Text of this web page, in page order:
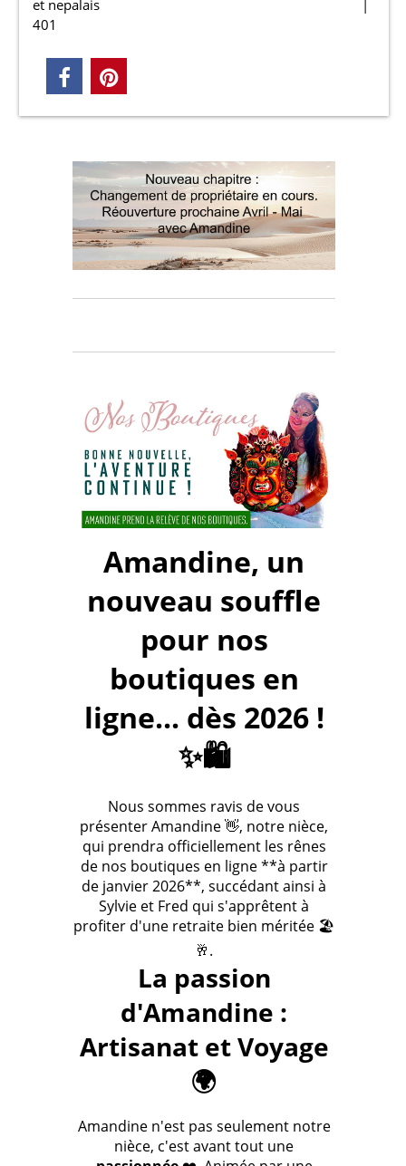
et nepalais
401
Amandine, un
nouveau souffle
pour nos
boutiques en
ligne... dès 2026 !
✨🛍️
Nous sommes ravis de vous
présenter Amandine 👋, notre nièce,
qui prendra officiellement les rênes
de nos boutiques en ligne **à partir
de janvier 2026**, succédant ainsi à
Sylvie et Fred qui s'apprêtent à
profiter d'une retraite bien méritée 🏖️
🥂.
La passion
d'Amandine :
Artisanat et Voyage
🌍
Amandine n'est pas seulement notre
nièce, c'est avant tout une